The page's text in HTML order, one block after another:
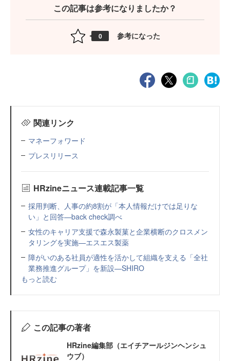
この記事は参考になりましたか？
0 参考になった
関連リンク
マネーフォワード
プレスリリース
HRzineニュース連載記事一覧
採用判断、人事の約8割が「本人情報だけでは足りな
い」と回答—back check調べ
女性のキャリア支援で森永製菓と企業横断のクロスメン
タリングを実施—エスエス製薬
障がいのある社員が適性を活かして組織を支える「全社
業務推進グループ」を新設—SHIRO
もっと読む
この記事の著者
HRzine編集部（エイチアールジンヘンシュ
ウブ）